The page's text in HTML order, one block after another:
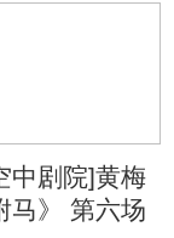
中剧院]黄梅
马》 第六场